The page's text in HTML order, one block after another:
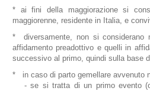
* ai fini della maggiorazione si
maggiorenne, residente in Italia, e
*
diversamente, non si
affidamento preadottivo e quelli in
successivo al primo, quindi sulla base
*
in caso di parto gemellare avvenuto
- se si tratta di un primo evento